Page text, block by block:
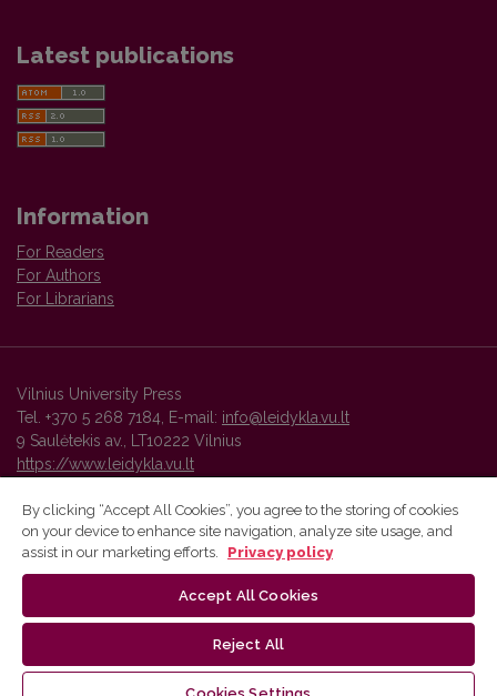
Latest publications
Information
For Readers
For Authors
For Librarians
Vilnius University Press
Tel. +370 5 268 7184, E-mail: info@leidykla.vu.lt
9 Saulėtekis av., LT10222 Vilnius
https://www.leidykla.vu.lt
Vilnius University Press platform and metadata are distributed by
By clicking “Accept All Cookies”, you agree to the storing of cookies
on your device to enhance site navigation, analyze site usage, and
assist in our marketing efforts.
Privacy policy
Accept All Cookies
Reject All